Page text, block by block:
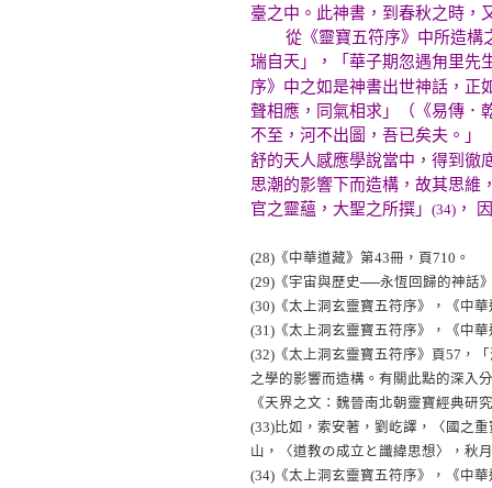
臺之中。此神書，到春秋之時，
從《靈寶五符序》中所造構之
瑞自天」，「華子期忽遇甪里先
序》中之如是神書出世神話，正
聲相應，同氣相求」（《易傳．
不至，河不出圖，吾已矣夫。」
舒的天人感應學說當中，得到徹
思潮的影響下而造構，故其思維
官之靈蘊，大聖之所撰」 (34) ，
(28) 《中華道藏》第43冊，頁710。
(29) 《宇宙與歷史──永恆回歸的神話
(30) 《太上洞玄靈寶五符序》，《中
(31) 《太上洞玄靈寶五符序》，《中
(32) 《太上洞玄靈寶五符序》頁57，
之學的影響而造構。有關此點的深入
《天界之文：魏晉南北朝靈寶經典研
(33)比如，索安著，劉屹譯，〈國之
山，〈道教の成立と讖緯思想〉，秋
(34) 《太上洞玄靈寶五符序》，《中